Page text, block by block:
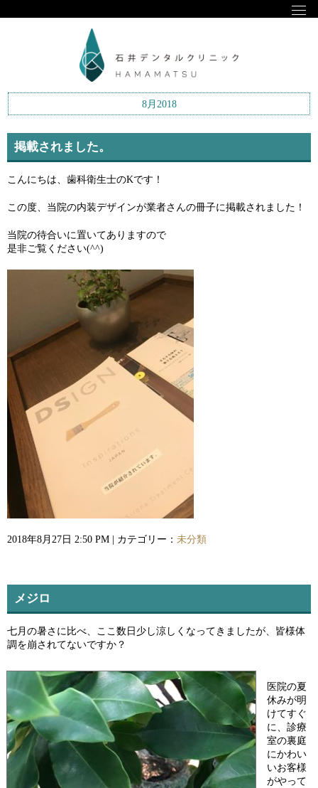
8月2018
掲載されました。
こんにちは、歯科衛生士のKです！
この度、当院の内装デザインが業者さんの冊子に掲載されました！
当院の待合いに置いてありますので
是非ご覧ください(^^)
2018年8月27日 2:50 PM | カテゴリー： 未分類
メジロ
七月の暑さに比べ、ここ数日少し涼しくなってきましたが、皆様体
調を崩されてないですか？
医院の夏
休みが明
けてすぐ
に、診療
室の裏庭
にかわい
いお客様
がやって